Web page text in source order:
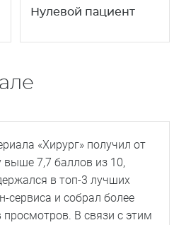
Нулевой пациент
«Хирург» получил от
выше 7,7 баллов из 10,
в топ-3 лучших
сервиса и собрал более
В связи с этим